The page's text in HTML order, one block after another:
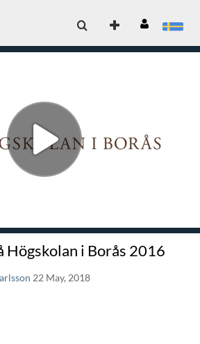
Högskolan i Borås 2016
22 May, 2018